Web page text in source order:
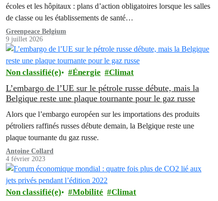
écoles et les hôpitaux : plans d’action obligatoires lorsque les salles
de classe ou les établissements de santé…
Greenpeace Belgium
9 juillet 2026
Non classifié(e) Énergie Climat
L’embargo de l’UE sur le pétrole russe débute, mais la
Belgique reste une plaque tournante pour le gaz russe
Alors que l’embargo européen sur les importations des produits
pétroliers raffinés russes débute demain, la Belgique reste une
plaque tournante du gaz russe.
Antoine Collard
4 février 2023
Non classifié(e) Mobilité Climat